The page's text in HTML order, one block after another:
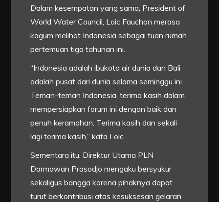
Dalam kesempatan yang sama, President of
World Water Council, Loic Fauchon merasa
kagum melihat Indonesia sebagai tuan rumah
pertemuan tiga tahunan ini.
“Indonesia adalah ibukota air dunia dan Bali
adalah pusat dari dunia selama seminggu ini.
Teman-teman Indonesia, terima kasih dalam
mempersiapkan forum ini dengan baik dan
penuh keramahan. Terima kasih dan sekali
lagi terima kasih,” kata Loic.
Sementara itu, Direktur Utama PLN
Darmawan Prasodjo mengaku bersyukur
sekaligus bangga karena pihaknya dapat
turut berkontribusi atas kesuksesan gelaran